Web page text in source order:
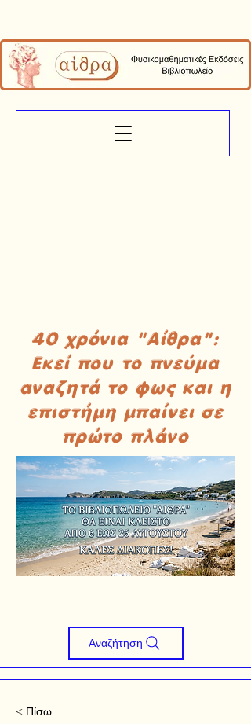
40 χρόνια "Αίθρα":
Εκεί που το πνεύμα
αναζητά το φως και η
επιστήμη μπαίνει σε
πρώτο πλάνο
Αναζήτηση
< Πίσω